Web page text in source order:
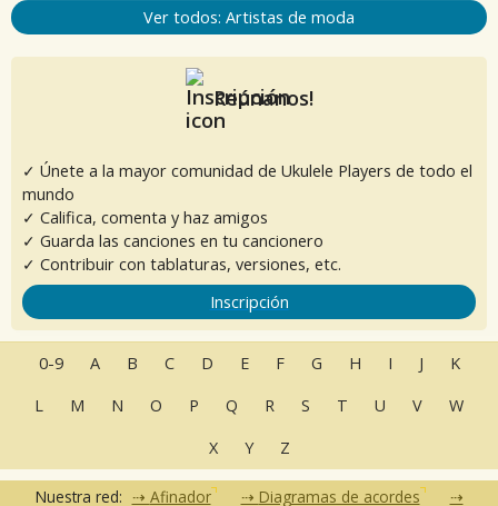
Ver todos: Artistas de moda
Reúnanos!
✓ Únete a la mayor comunidad de Ukulele Players de todo el
mundo
✓ Califica, comenta y haz amigos
✓ Guarda las canciones en tu cancionero
✓ Contribuir con tablaturas, versiones, etc.
Inscripción
0-9 A B C D E F G H I J
K
L
M N O P Q R S T U V
W
X
Y Z
Nuestra red: Afinador Diagramas de acordes